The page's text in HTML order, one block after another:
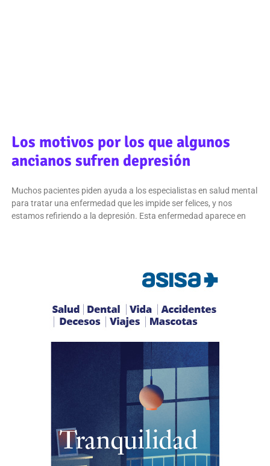
Los motivos por los que algunos
ancianos sufren depresión
Muchos pacientes piden ayuda a los especialistas en salud mental
para tratar una enfermedad que les impide ser felices, y nos
estamos refiriendo a la depresión. Esta enfermedad aparece en